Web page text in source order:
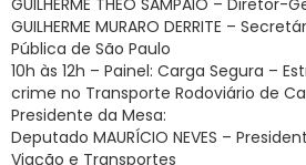
GUILHERME MURARO DERRITE –
Pública de São Paulo
10h às 12h – Painel: Carga Segura –
crime no Transporte Rodoviário de
Presidente da Mesa:
Deputado MAURÍCIO NEVES –
Viação e Transportes